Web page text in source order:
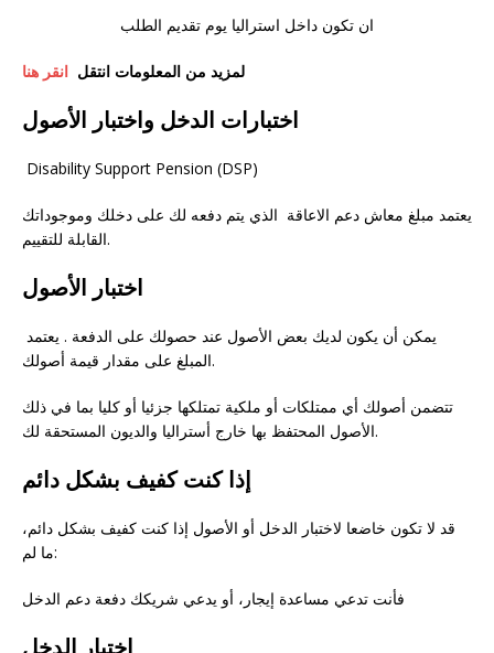
ان تكون داخل استراليا يوم تقديم الطلب
لمزيد من المعلومات انتقل انقر هنا
اختبارات الدخل واختبار الأصول
Disability Support Pension (DSP)
يعتمد مبلغ معاش دعم الاعاقة الذي يتم دفعه لك على دخلك وموجوداتك
القابلة للتقييم.
اختبار الأصول
المبلغ على مقدار قيمة أصولك.
تتضمن أصولك أي ممتلكات أو ملكية تمتلكها جزئيا أو كليا بما في ذلك
الأصول المحتفظ بها خارج أستراليا والديون المستحقة لك.
إذا كنت كفيف بشكل دائم
قد لا تكون خاضعا لاختبار الدخل أو الأصول إذا كنت كفيف بشكل دائم،
ما لم:
فأنت تدعي مساعدة إيجار، أو يدعي شريكك دفعة دعم الدخل
اختبار الدخل